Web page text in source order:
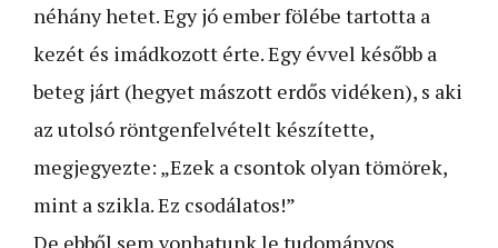
néhány hetet. Egy jó ember fölébe tartotta a
kezét és imádkozott érte. Egy évvel később a
beteg járt (hegyet mászott erdős vidéken), s aki
az utolsó röntgenfelvételt készítette,
megjegyezte: „Ezek a csontok olyan tömörek,
mint a szikla. Ez csodálatos!”
De ebből sem vonhatunk le tudományos